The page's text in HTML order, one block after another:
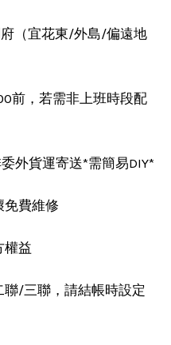
（宜花東/外島/偏遠地
前，若需非上班時段配
外貨運寄送*需簡易DIY*
費維修
權益
/三聯，請結帳時設定